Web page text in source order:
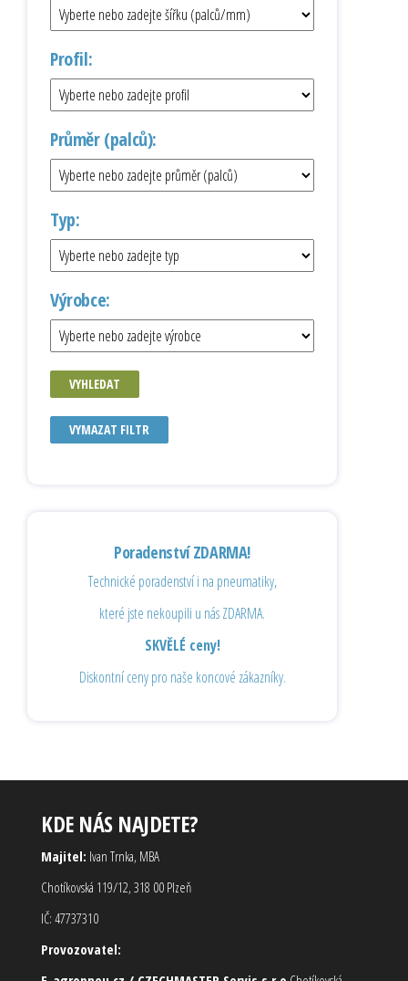
Profil:
Průměr (palců):
Typ:
Výrobce:
VYHLEDAT
VYMAZAT FILTR
Poradenství ZDARMA!
Technické poradenství i na pneumatiky,
které jste nekoupili u nás ZDARMA.
SKVĚLÉ ceny!
Diskontní ceny pro naše koncové zákazníky.
KDE NÁS NAJDETE?
Majitel: Ivan Trnka, MBA
Chotíkovská 119/12, 318 00 Plzeň
IČ: 47737310
Provozovatel: